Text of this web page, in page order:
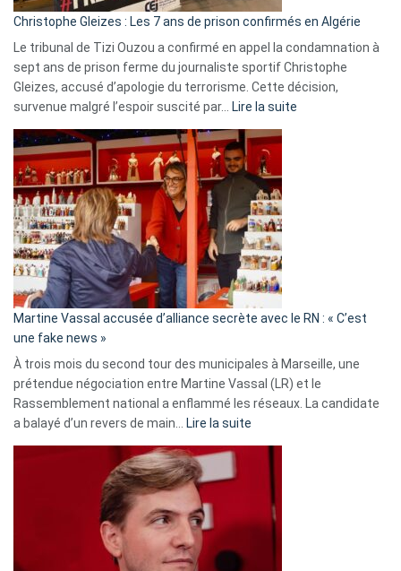
Christophe Gleizes : Les 7 ans de prison confirmés en Algérie
Le tribunal de Tizi Ouzou a confirmé en appel la condamnation à
sept ans de prison ferme du journaliste sportif Christophe
Gleizes, accusé d’apologie du terrorisme. Cette décision,
survenue malgré l’espoir suscité par… Lire la suite
Algérie
Martine Vassal accusée d’alliance secrète avec le RN : « C’est
une fake news »
À trois mois du second tour des municipales à Marseille, une
prétendue négociation entre Martine Vassal (LR) et le
Rassemblement national a enflammé les réseaux. La candidate
a balayé d’un revers de main… Lire la suite
Martine
Vassal
d’alliance
secrète